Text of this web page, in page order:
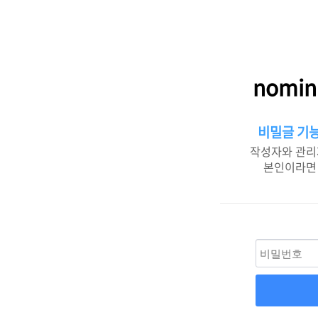
비밀글 기
작성자와 관
본인이라